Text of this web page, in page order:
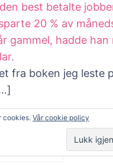
best betalte
20 % av
gammel, hadde han
fra boken jeg leste
cookies.Vår cookie policy